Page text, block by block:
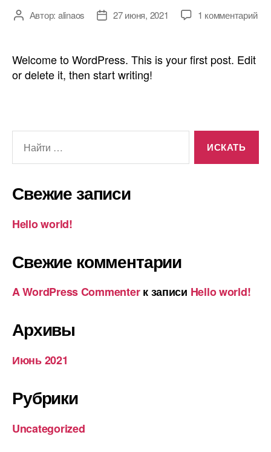
Автор: alinaos 27 июня, 2021 1 комментарий
Welcome to WordPress. This is your first post. Edit
or delete it, then start writing!
Свежие записи
Hello world!
Свежие комментарии
A WordPress Commenterк записи Hello world!
Архивы
Июнь 2021
Рубрики
Uncategorized